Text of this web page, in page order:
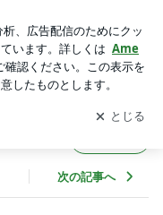
知
を受け取りまし
開く
次の記事へ